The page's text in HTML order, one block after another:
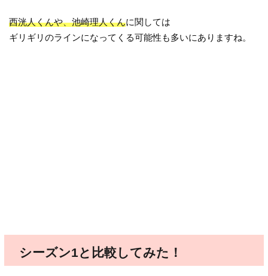
西洸人くんや、池崎理人くんに関しては
ギリギリのラインになってくる可能性も多いにありますね。
シーズン1と比較してみた！